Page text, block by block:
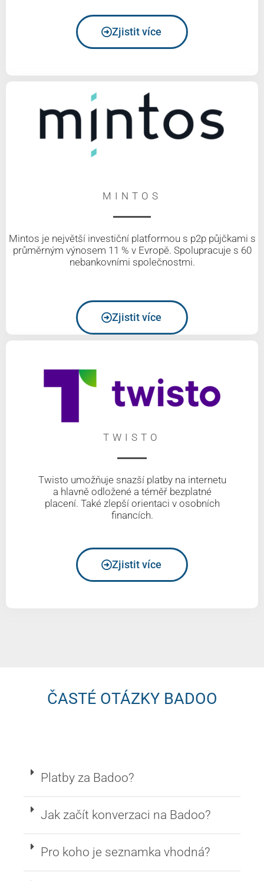
Zjistit více
MINTOS
Mintos je největší investiční platformou s p2p půjčkami s
průměrným výnosem 11 % v Evropě. Spolupracuje s 60
nebankovními společnostmi.
Zjistit více
TWISTO
Twisto umožňuje snazší platby na internetu
a hlavně odložené a téměř bezplatné
placení. Také zlepší orientaci v osobních
financích.
Zjistit více
ČASTÉ OTÁZKY BADOO
Platby za Badoo?
Jak začít konverzaci na Badoo?
Pro koho je seznamka vhodná?